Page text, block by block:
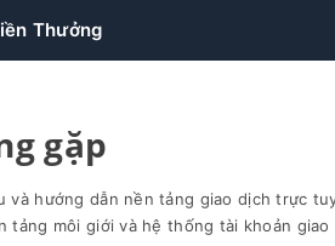
Thưởng
gặp
và hướng dẫn nền tảng giao dịch trực
tảng môi giới và hệ thống tài khoản giao